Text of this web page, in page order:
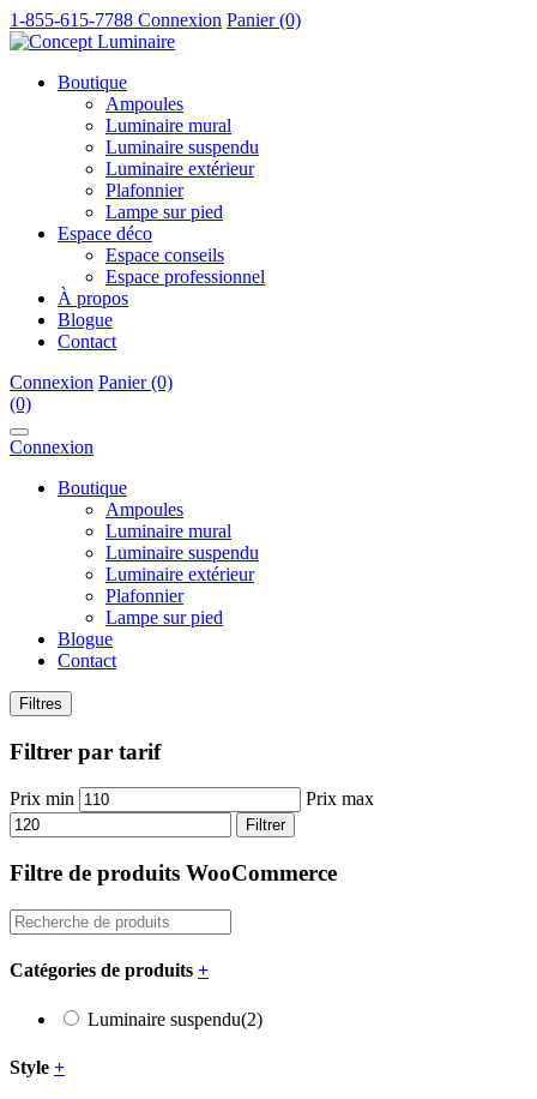
1-855-615-7788 Connexion Panier (0)
Boutique
Ampoules
Luminaire mural
Luminaire suspendu
Luminaire extérieur
Plafonnier
Lampe sur pied
Espace déco
Espace conseils
Espace professionnel
À propos
Blogue
Contact
Connexion Panier (0)
(0)
Connexion
Boutique
Ampoules
Luminaire mural
Luminaire suspendu
Luminaire extérieur
Plafonnier
Lampe sur pied
Blogue
Contact
Filtres
Filtrer par tarif
Prix min Prix max
Filtrer
Filtre de produits WooCommerce
Catégories de produits +
Luminaire suspendu(2)
Style +